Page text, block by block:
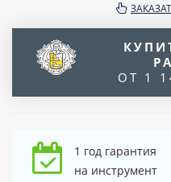
ОТ 1
1 год гарантия
на инструмент